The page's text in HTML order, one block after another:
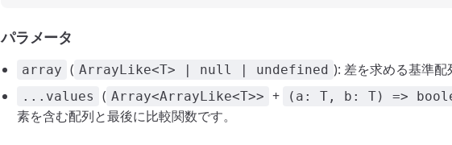
パラメータ
array ( ArrayLike<T> | null | undefined ): 差を求める基準配
...values ( Array<ArrayLike<T>> + (a: T, b: T) =>
素を含む配列と最後に比較関数です。